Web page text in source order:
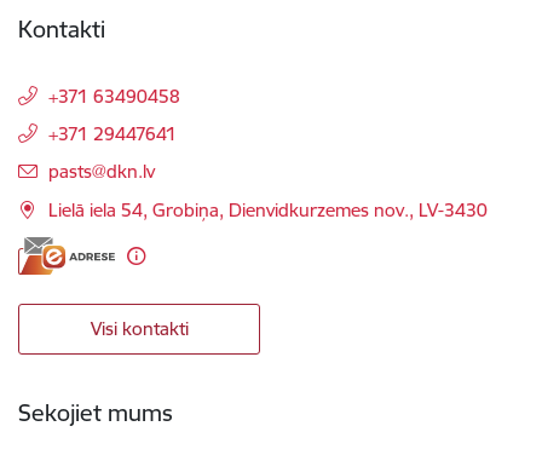
Kontakti
+371 63490458
+371 29447641
E-pasts:
pasts@dkn.lv
Lielā iela 54, Grobiņa, Dienvidkurzemes nov., LV-3430
Visi kontakti
Sekojiet mums